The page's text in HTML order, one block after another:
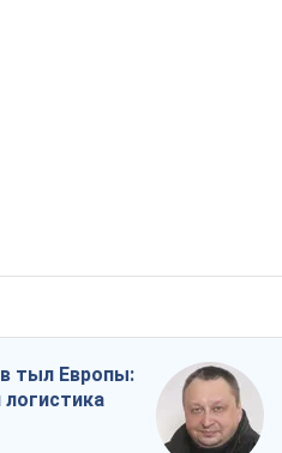
тыл Европы:
логистика